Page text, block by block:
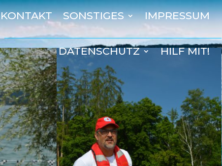
KONTAKT SONSTIGES IMPRESSUM
DATENSCHUTZ HILF MIT!